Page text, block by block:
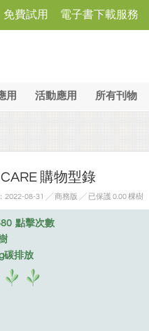
免費試用 電子書下載服務
用 活動應用 所有刊物
購物型錄
2022-08-31 ╱ 商務版 ╱ 已保護 0.00 棵樹
點擊次數
碳排放